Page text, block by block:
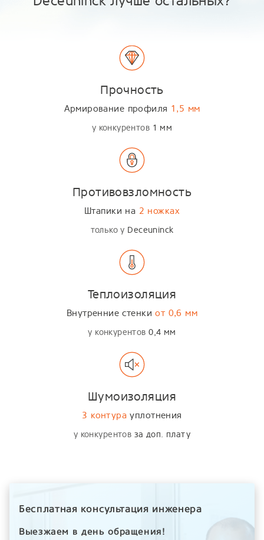
Прочность
Армирование профиля 1,5 мм
у конкурентов 1 мм
Противовзломность
Штапики на 2 ножках
только у Deceuninck
Теплоизоляция
Внутренние стенкиот 0,6 мм
у конкурентов 0,4 мм
Шумоизоляция
3 контура уплотнения
у конкурентов за доп. плату
Бесплатная консультация инженера
Выезжаем в день обращения!